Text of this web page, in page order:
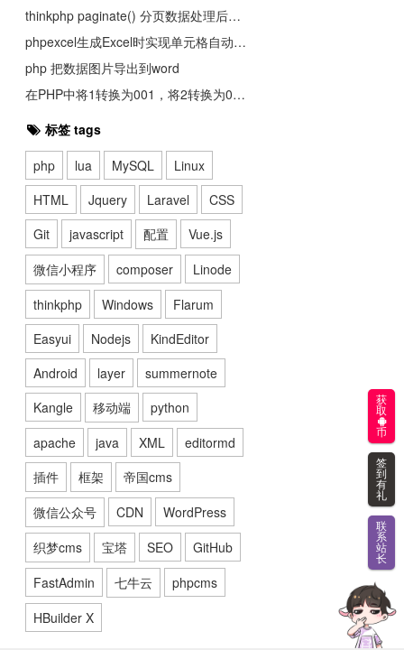
获
取
币
签
到
有
礼
联
系
站
长
thinkphp paginate() 分页数据处理后输出
phpexcel生成Excel时实现单元格自动换行
php 把数据图片导出到word
在PHP中将1转换为001，将2转换为002等，以及将99转换为099等
标签 tags
php
lua MySQL
Linux
HTML
Jquery Laravel
CSS
Git
javascript 配置
Vue.js
微信小程序
composer
Linode
thinkphp
Windows
Flarum
Easyui
Nodejs
KindEditor
Android
layer
summernote
Kangle
移动端
python
apache
java XML
editormd
插件
框架
帝国cms
微信公众号
CDN
WordPress
织梦cms
宝塔 SEO
GitHub
FastAdmin
七牛云
phpcms
HBuilder X